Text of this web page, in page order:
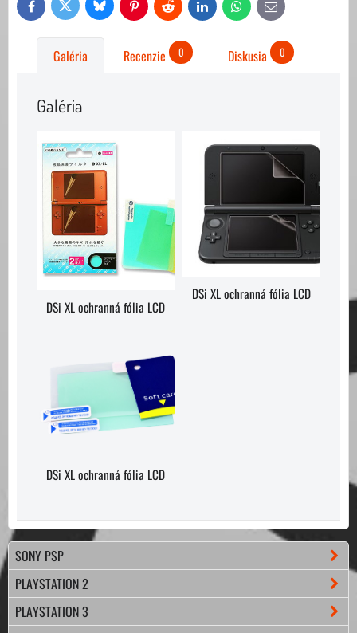
FacebookTwitter Bluesky PinterestReddit LinkedIn WhatsAppE-
mail
Galéria Recenzie 0 Diskusia 0
Galéria
DSi XL ochranná fólia LCD
DSi XL ochranná fólia LCD
DSi XL ochranná fólia LCD
SONY PSP
PLAYSTATION 2
PLAYSTATION 3